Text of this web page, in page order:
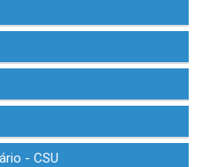
- CSU